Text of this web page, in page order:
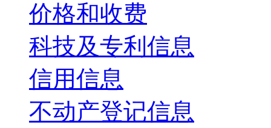
价格和收费
科技及专利信息
信用信息
不动产登记信息